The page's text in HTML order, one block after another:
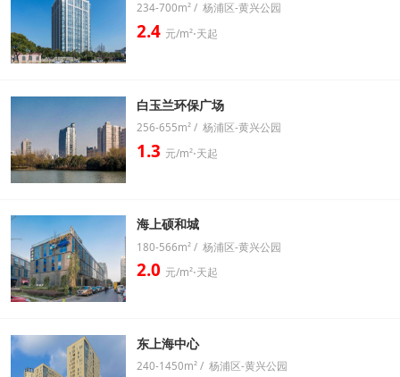
234-700m² / 杨浦区-黄兴公园
2.4 元/m²⋅天起
白玉兰环保广场
256-655m² / 杨浦区-黄兴公园
1.3 元/m²⋅天起
海上硕和城
180-566m² / 杨浦区-黄兴公园
2.0 元/m²⋅天起
东上海中心
240-1450m² / 杨浦区-黄兴公园